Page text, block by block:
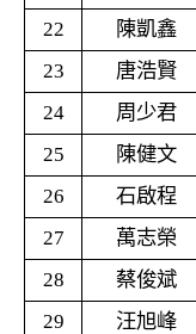
22
陳凱鑫
23
唐浩賢
24
周少君
25
陳健文
26
石啟程
27
萬志榮
28
蔡俊斌
29
汪旭峰